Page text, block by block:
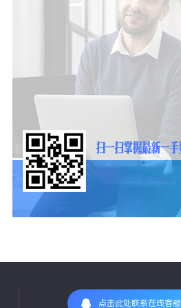
点击此处联系在线客服